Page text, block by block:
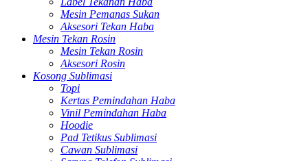
Mesin Pemanas Sukan
Aksesori Tekan Haba
Mesin Tekan Rosin
Mesin Tekan Rosin
Aksesori Rosin
Kosong Sublimasi
Topi
Kertas Pemindahan Haba
Vinil Pemindahan Haba
Hoodie
Pad Tetikus Sublimasi
Cawan Sublimasi